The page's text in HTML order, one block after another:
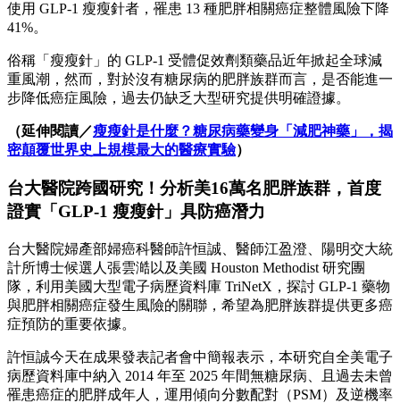
使用 GLP-1 瘦瘦針者，罹患 13 種肥胖相關癌症整體風險下降
41%。
俗稱「瘦瘦針」的 GLP-1 受體促效劑類藥品近年掀起全球減
重風潮，然而，對於沒有糖尿病的肥胖族群而言，是否能進一
步降低癌症風險，過去仍缺乏大型研究提供明確證據。
（延伸閱讀／瘦瘦針是什麼？糖尿病藥變身「減肥神藥」，揭
密顛覆世界史上規模最大的醫療實驗）
台大醫院跨國研究！分析美16萬名肥胖族群，首度
證實「GLP-1 瘦瘦針」具防癌潛力
台大醫院婦產部婦癌科醫師許恒誠、醫師江盈澄、陽明交大統
計所博士候選人張雲澔以及美國 Houston Methodist 研究團
隊，利用美國大型電子病歷資料庫 TriNetX，探討 GLP-1 藥物
與肥胖相關癌症發生風險的關聯，希望為肥胖族群提供更多癌
症預防的重要依據。
許恒誠今天在成果發表記者會中簡報表示，本研究自全美電子
病歷資料庫中納入 2014 年至 2025 年間無糖尿病、且過去未曾
罹患癌症的肥胖成年人，運用傾向分數配對（PSM）及逆機率